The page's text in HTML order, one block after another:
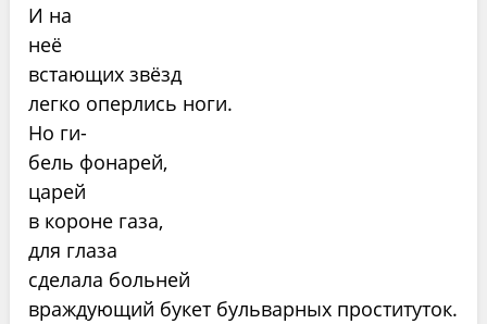
И на
неё
встающих звёзд
легко оперлись ноги.
Но ги-
бель фонарей,
царей
в короне газа,
для глаза
сделала больней
враждующий букет бульварных проституток.